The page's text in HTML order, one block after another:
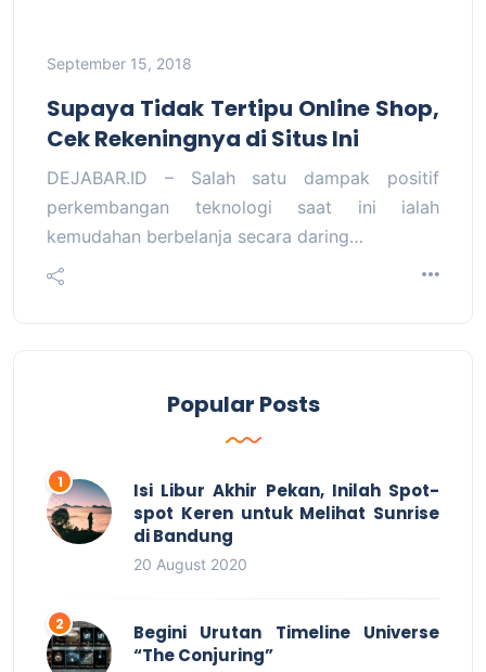
September 15, 2018
Supaya Tidak Tertipu Online Shop,
Cek Rekeningnya di Situs Ini
DEJABAR.ID – Salah satu dampak positif
perkembangan teknologi saat ini ialah
kemudahan berbelanja secara daring…
Popular Posts
Isi Libur Akhir Pekan, Inilah Spot-
spot Keren untuk Melihat Sunrise
di Bandung
20 August 2020
Begini Urutan Timeline Universe
“The Conjuring”